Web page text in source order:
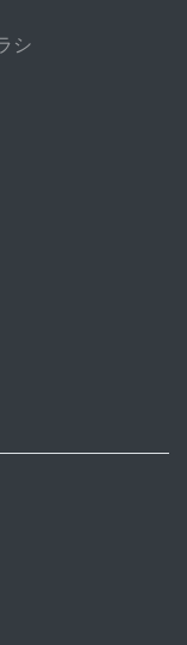
シ